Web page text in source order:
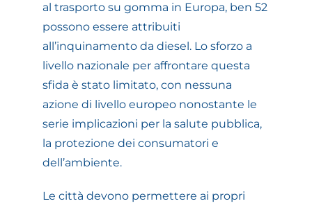
al trasporto su gomma in Europa, ben 52
possono essere attribuiti
all’inquinamento da diesel. Lo sforzo a
livello nazionale per affrontare questa
sfida è stato limitato, con nessuna
azione di livello europeo nonostante le
serie implicazioni per la salute pubblica,
la protezione dei consumatori e
dell’ambiente.
Le città devono permettere ai propri